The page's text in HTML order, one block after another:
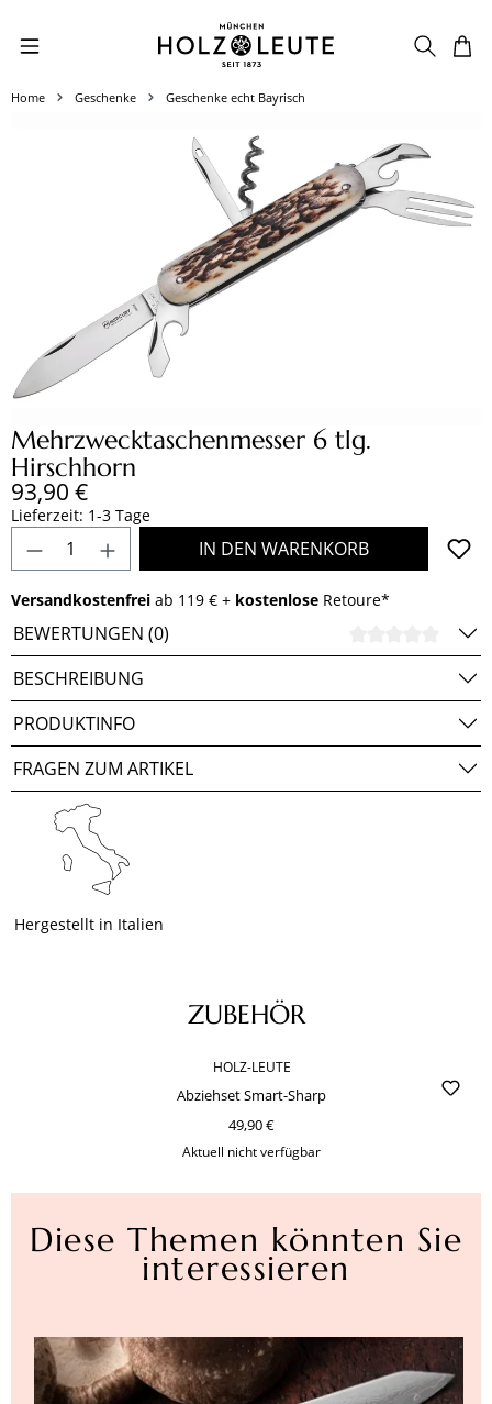
Zum Hauptinhalt springen
Home Geschenke Geschenke echt Bayrisch
Mehrzwecktaschenmesser 6 tlg.
Hirschhorn
Regulärer Preis:
93,90 €
Lieferzeit: 1-3 Tage
Produkt Anzahl: Gib den gewünschten
IN DEN WARENKORB
Versandkostenfrei ab 119 € + kostenlose Retoure*
BEWERTUNGEN (0)
BESCHREIBUNG
PRODUKTINFO
FRAGEN ZUM ARTIKEL
Hergestellt in Italien
Produktgalerie überspringen
ZUBEHÖR
HOLZ-LEUTE
Abziehset Smart-Sharp
49,90 €
Aktuell nicht verfügbar
Diese Themen könnten Sie
interessieren